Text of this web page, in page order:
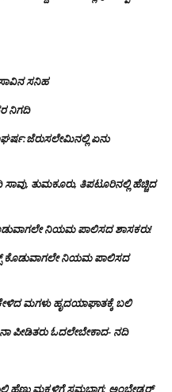
ಸನಿಹ
ನಿಗದಿ
ಏನು
ತುಮಕೂರು, ತಿಪಟೂರಿನಲ್ಲಿ ಹೆಚ್ಚಿದ
ನಿಯಮ ಪಾಲಿಸದ ಶಾಸಕರು!
ಕೊಡುವಾಗಲೇ ನಿಯಮ ಪಾಲಿಸದ
ಮಗಳು ಹೃದಯಾಘಾತಕ್ಕೆ ಬಲಿ
ಪೀಡಿತರು ಓದಲೇಬೇಕಾದ- ನದಿ
ಹೆಣ್ಣು ಮಕ್ಕಳಿಗೆ ಸಮಭಾಗ; ಅಂಬೇಡ್ಕರ್